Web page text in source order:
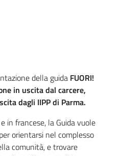
della guida FUORI!
in uscita dal carcere,
dagli IIPP di Parma.
in francese, la Guida vuole
orientarsi nel complesso
comunità, e trovare